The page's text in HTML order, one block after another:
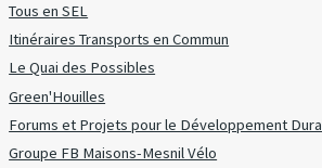
Tous en SEL
Itinéraires Transports en Commun
Le Quai des Possibles
Green'Houilles
Forums et Projets pour le Développement
Groupe FB Maisons-Mesnil Vélo